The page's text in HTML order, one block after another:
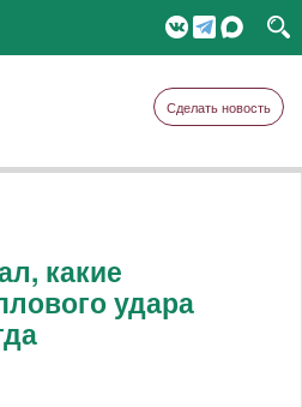
Сделать новость
какие
удара